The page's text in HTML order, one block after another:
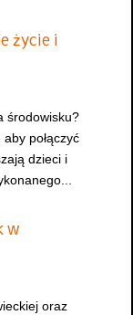
życie i
środowisku?
połączyć
dzieci i
w
oraz